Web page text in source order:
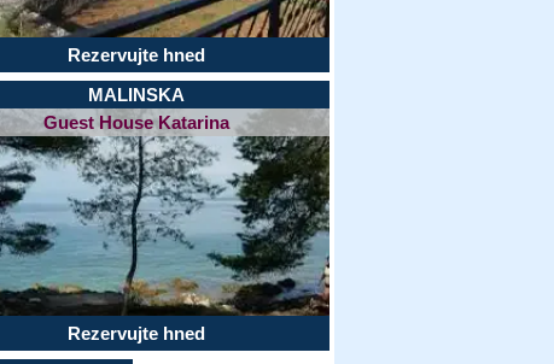
Rezervujte hned
MALINSKA
Guest House Katarina
Rezervujte hned